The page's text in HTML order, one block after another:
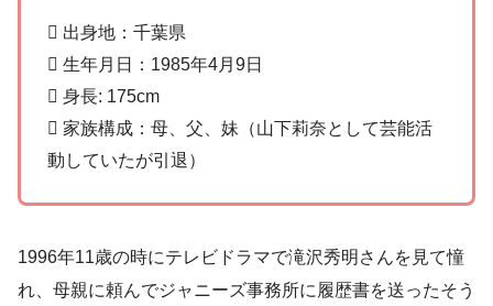
 出身地：千葉県
 生年月日：1985年4月9日
 身長: 175cm
 家族構成：母、父、妹（山下莉奈として芸能活
動していたが引退）
1996年11歳の時にテレビドラマで滝沢秀明さんを見て憧
れ、母親に頼んでジャニーズ事務所に履歴書を送ったそう